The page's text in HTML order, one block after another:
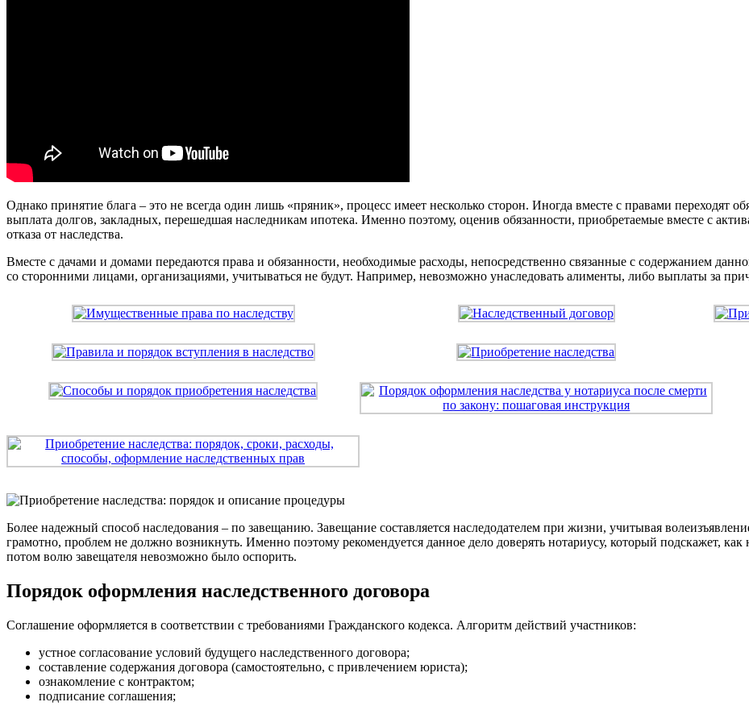
Однако принятие блага – это не всегда один лишь «пряник», процесс имеет несколько сторон. Иногда вместе с правами переходят
выплата долгов, закладных, перешедшая наследникам ипотека. Именно поэтому, оценив обязанности, приобретаемые вместе с
отказа от наследства.
Вместе с дачами и домами передаются права и обязанности, необходимые расходы, непосредственно связанные с содержанием
со сторонними лицами, организациями, учитываться не будут. Например, невозможно унаследовать алименты, либо выплаты за
Более надежный способ наследования – по завещанию. Завещание составляется наследодателем при жизни, учитывая
грамотно, проблем не должно возникнуть. Именно поэтому рекомендуется данное дело доверять нотариусу, который подскажет,
потом волю завещателя невозможно было оспорить.
Порядок оформления наследственного договора
Соглашение оформляется в соответствии с требованиями Гражданского кодекса. Алгоритм действий участников:
устное согласование условий будущего наследственного договора;
составление содержания договора (самостоятельно, с привлечением юриста);
ознакомление с контрактом;
подписание соглашения;